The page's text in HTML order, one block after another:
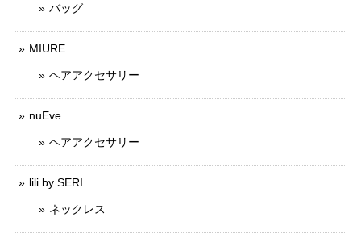
バッグ
MIURE
ヘアアクセサリー
nuEve
ヘアアクセサリー
lili by SERI
ネックレス